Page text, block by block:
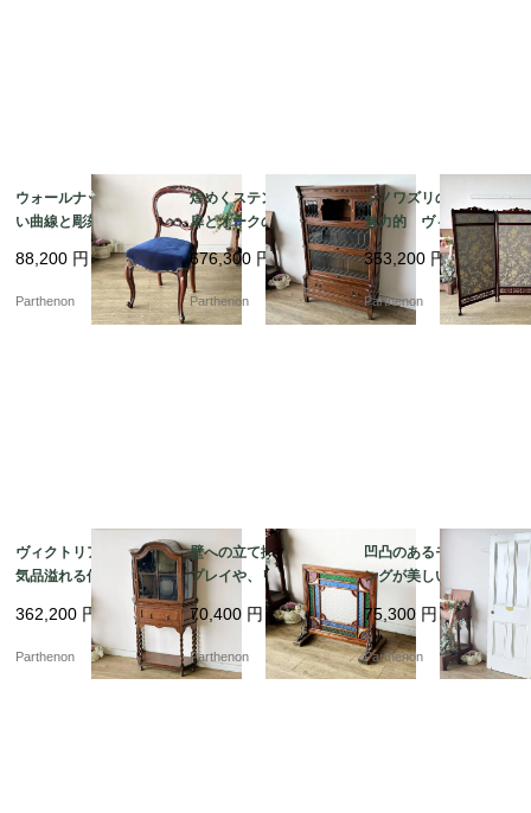
ウォールナットの美し
い曲線と彫刻が目を惹
く、空間を優雅に彩る
気品あるバルーンチェ
ア【c237-1】
88,200 円
Parthenon
煌めくステンドグラス
扉とオークの味わいが
魅力のスタッキングブ
ックケース【k184】
676,300 円
Parthenon
シノワズリの風合いが
魅力的 ヴィクトリア
期のマホガニースクリ
ーン【fo110】
353,200 円
Parthenon
ヴィクトリア朝後期の
気品溢れる佇まいのツ
イストレッグ・ガラス
キャビネット【k108】
362,200 円
Parthenon
壁への立て掛けディス
プレイや、リノベーシ
ョンの造作装飾パーツ
に。色鮮やかな型板ガ
ラスが光に煌めく木製
パネル【2271】
70,400 円
Parthenon
凹凸のあるモールディ
ングが美しい現状渡し
の建具。シャビーホワ
イトの4パネル木製ペイ
ントドア【6697】
75,300 円
Parthenon